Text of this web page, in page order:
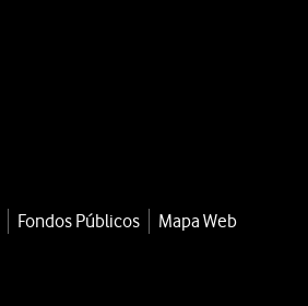
Fondos Públicos
Mapa Web